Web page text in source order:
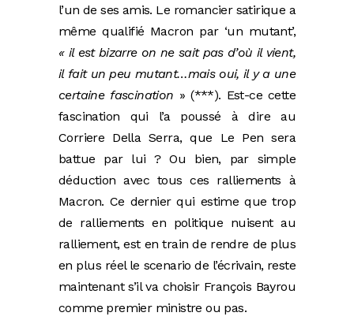
l’un de ses amis. Le romancier satirique a
même qualifié Macron par ‘un mutant’,
« il est bizarre on ne sait pas d’où il vient,
il fait un peu mutant…mais oui, il y a une
certaine fascination » (***). Est-ce cette
fascination qui l’a poussé à dire au
Corriere Della Serra, que Le Pen sera
battue par lui ? Ou bien, par simple
déduction avec tous ces ralliements à
Macron. Ce dernier qui estime que trop
de ralliements en politique nuisent au
ralliement, est en train de rendre de plus
en plus réel le scenario de l’écrivain, reste
maintenant s’il va choisir François Bayrou
comme premier ministre ou pas.